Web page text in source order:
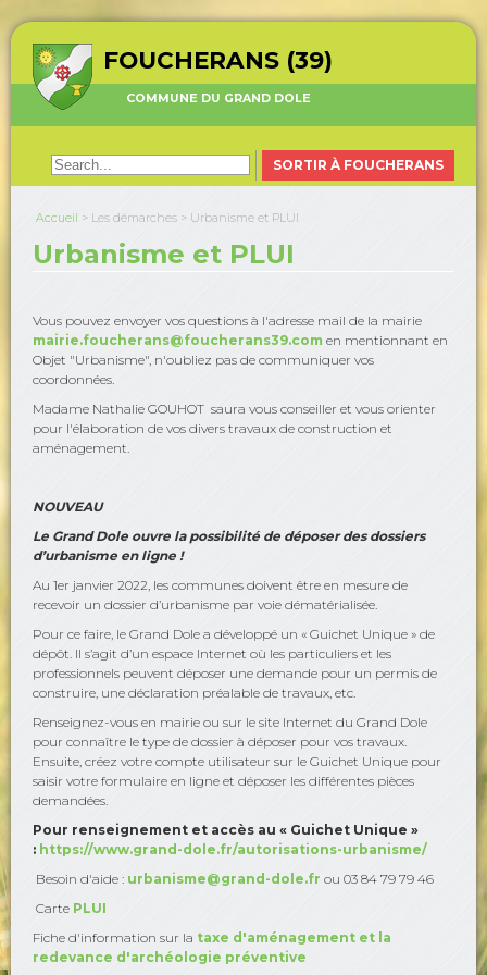
FOUCHERANS (39)
COMMUNE DU GRAND DOLE
SORTIR À FOUCHERANS
Accueil > Les démarches > Urbanisme et PLUI
Urbanisme et PLUI
Vous pouvez envoyer vos questions à l'adresse mail de la mairie
mairie.foucherans@foucherans39.com en mentionnant en
Objet "Urbanisme", n'oubliez pas de communiquer vos
coordonnées.
Madame Nathalie GOUHOT saura vous conseiller et vous orienter
pour l'élaboration de vos divers travaux de construction et
aménagement.
NOUVEAU
Le Grand Dole ouvre la possibilité de déposer des dossiers
d’urbanisme en ligne !
Au 1er janvier 2022, les communes doivent être en mesure de
recevoir un dossier d’urbanisme par voie dématérialisée.
Pour ce faire, le Grand Dole a développé un « Guichet Unique » de
dépôt. Il s’agit d’un espace Internet où les particuliers et les
professionnels peuvent déposer une demande pour un permis de
construire, une déclaration préalable de travaux, etc.
Renseignez-vous en mairie ou sur le site Internet du Grand Dole
pour connaître le type de dossier à déposer pour vos travaux.
Ensuite, créez votre compte utilisateur sur le Guichet Unique pour
saisir votre formulaire en ligne et déposer les différentes pièces
demandées.
Pour renseignement et accès au « Guichet Unique »
: https://www.grand-dole.fr/autorisations-urbanisme/
Besoin d'aide : urbanisme@grand-dole.fr ou 03 84 79 79 46
Carte PLUI
Fiche d'information sur la taxe d'aménagement et la
redevance d'archéologie préventive